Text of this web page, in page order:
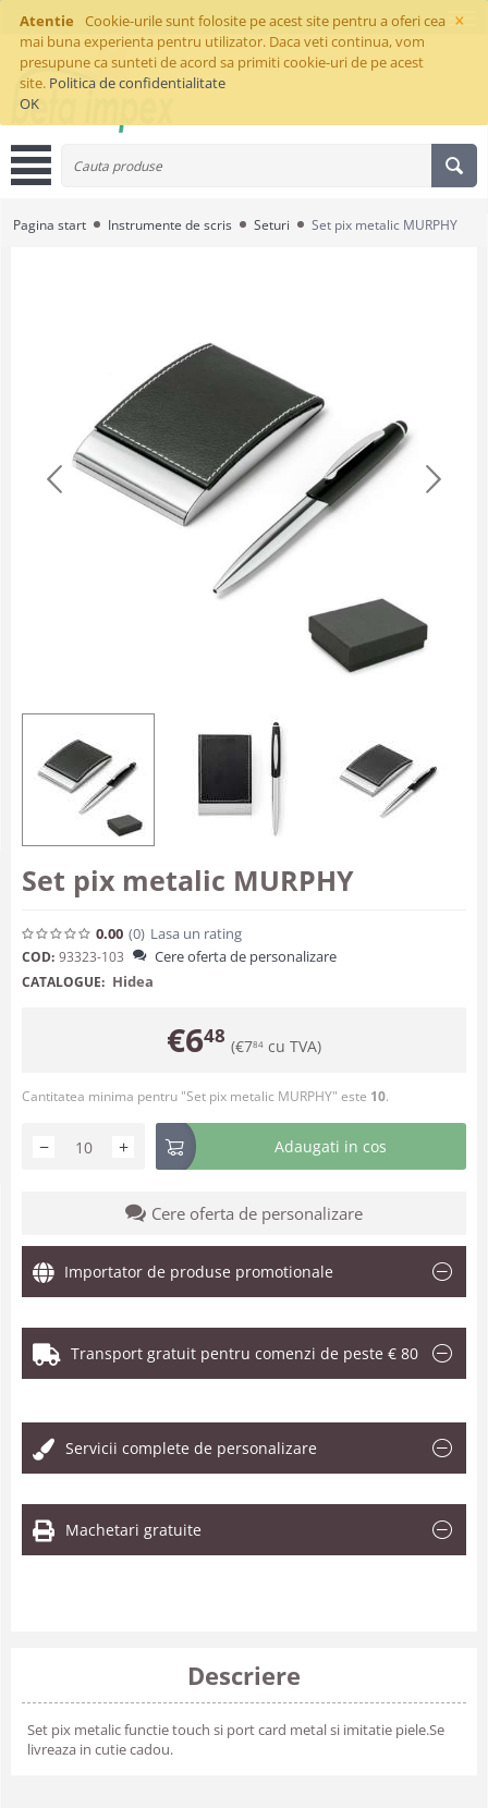
×
Atentie
Cookie-urile sunt folosite pe acest site pentru a oferi cea
mai buna experienta pentru utilizator. Daca veti continua, vom
presupune ca sunteti de acord sa primiti cookie-uri de pe acest
site. Politica de confidentialitate
OK
Pagina start Instrumente de scris Seturi Set pix metalic MURPHY
Set pix metalic MURPHY
0.00 (0) Lasa un rating
COD: 93323-103 Cere oferta de personalizare
CATALOGUE: Hidea
€648 (€784 cu TVA)
Cantitatea minima pentru "Set pix metalic MURPHY" este 10.
+
− Adaugati in cos
Cere oferta de personalizare
Importator de produse promotionale
Transport gratuit pentru comenzi de peste € 80
Servicii complete de personalizare
Machetari gratuite
Descriere
Set pix metalic functie touch si port card metal si imitatie piele.Se
livreaza in cutie cadou.